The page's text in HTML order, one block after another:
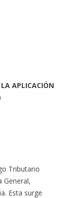
APLICACIÓN
Tributario
General,
Esta surge